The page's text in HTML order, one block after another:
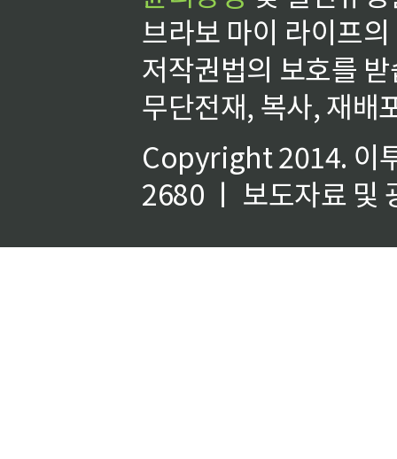
브라보 마이 라이프
저작권법의 보호를
무단전재, 복사, 재배
Copyright 2014. 이
2680 ㅣ 보도자료